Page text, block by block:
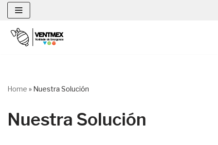
Saltar
al
contenido
Home » Nuestra Solución
Nuestra Solución